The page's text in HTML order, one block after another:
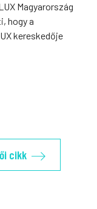
Magyarország
hogy a
kereskedője
cikk